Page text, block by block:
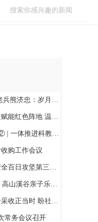
河铸丹心 保家卫国献忠诚
地 温情守护邻里朝夕
人才 深度融合文旅业态
购工作会议
坚第三次联合检查
谷亲子乐园火爆出圈
盼社会各界助力销售
常务会议召开